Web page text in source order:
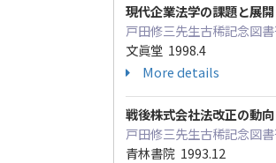
現代企業法学の課題と展開
戸田修三先生古稀記念図
文眞堂 1998.4
More details
戦後株式会社法改正の動向
戸田修三先生古稀記念図
青林書院 1993.12